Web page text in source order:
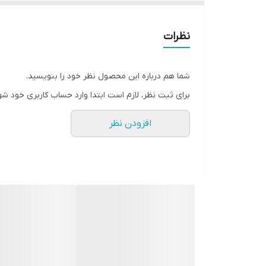
نظرات
شما هم درباره این محصول نظر خود را بنویسید.
برای ثبت نظر، لازم است ابتدا وارد حساب کاربری خود
افزودن نظر